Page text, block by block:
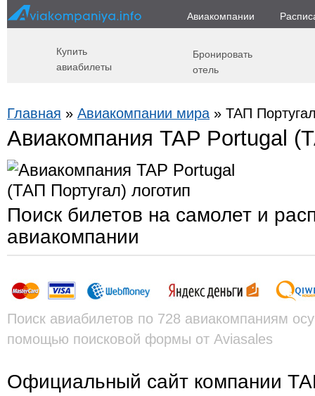
Авиакомпании
Купить
авиабилеты
Бронировать
отель
Главная » Авиакомпании мира » ТАП
Авиакомпания TAP Portugal
Поиск билетов на самолет и
авиакомпании
Поиск авиабилетов по 728 авиакомпаниям
помощью поисковой формы от Aviasales
Официальный сайт компании